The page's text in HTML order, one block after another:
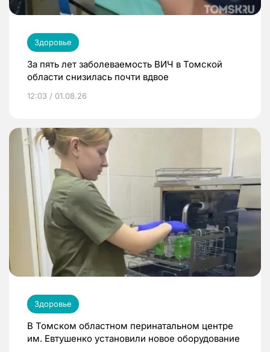
Здоровье
За пять лет заболеваемость ВИЧ в Томской
области снизилась почти вдвое
12:03 / 01.08.26
Здоровье
В Томском областном перинатальном центре
им. Евтушенко установили новое оборудование